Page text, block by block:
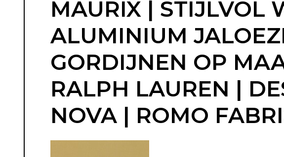
MAURIX | STIJLVOL
ALUMINIUM
GORDIJNEN OP
RALPH LAUREN |
NOVA | ROMO